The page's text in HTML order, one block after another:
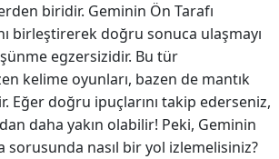
biridir. Geminin Ön Tarafı
birleştirerek doğru sonuca ulaşmayı
egzersizidir. Bu tür
kelime oyunları, bazen de mantık
Eğer doğru ipuçlarını takip ederseniz,
daha yakın olabilir! Peki, Geminin
sorusunda nasıl bir yol izlemelisiniz?